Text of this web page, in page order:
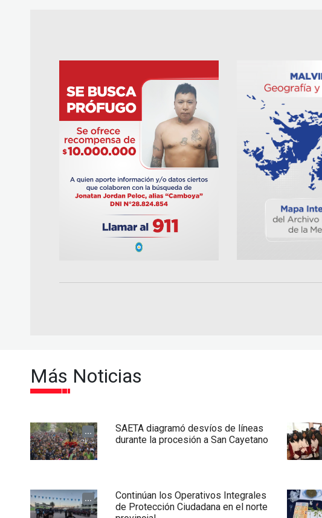
Más Noticias
...
SAETA diagramó desvíos de líneas
durante la procesión a San Cayetano
...
Continúan los Operativos Integrales
de Protección Ciudadana en el norte